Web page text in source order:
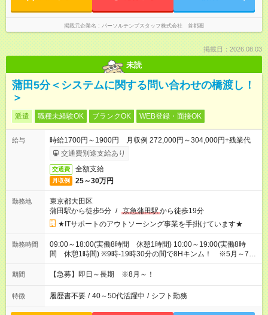
掲載元企業名 パーソルテンプスタッフ株式会社 首都圏
掲載日：2026.08.03
未読
蒲田5分＜システムに関する問い合わせの橋渡し！
＞
派遣 職種未経験OK ブランクOK WEB登録・面接OK
給与
時給1700円～1900円 月収例 272,000円～304,000円+残業代
交通費別途支給あり
交通費 全額支給
月収例 25～30万円
勤務地
東京都大田区
蒲田駅から徒歩5分 / 京急蒲田駅から徒歩19分
★ITサポートのアウトソーシング事業を手掛けています★
勤務時間
09:00～18:00(実働8時間 休憩1時間) 10:00～19:00(実働8時
間 休憩1時間) ※9時-19時30分の間で8Hキンム！ ※5月～7月
は9-20時の間で勤務をお願いする可能性があります！
期間 【急募】即日～長期 ※8月～！
特徴 履歴書不要 / 40～50代活躍中 / シフト勤務